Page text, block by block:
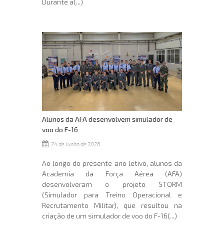
Durante a(...)
Alunos da AFA desenvolvem simulador de
voo do F-16
24 de Junho de 2026
Ao longo do presente ano letivo, alunos da
Academia da Força Aérea (AFA)
desenvolveram o projeto STORM
(Simulador para Treino Operacional e
Recrutamento Militar), que resultou na
criação de um simulador de voo do F-16(...)